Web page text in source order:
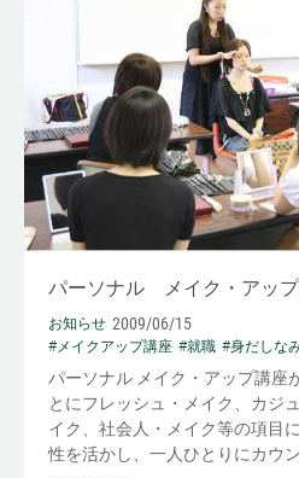
パーソナル メイク・アッ
お知らせ 2009/06/15
#メイクアップ講座 #就職 #身だしな
パーソナル メイク・アップ講座
とにフレッシュ・メイク、カジ
イク、社会人・メイク等の項目
性を活かし、一人ひとりにカウン